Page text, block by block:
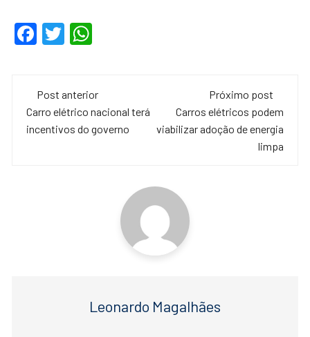
F
e
b
T
er s
A
Navegação
de
Post anterior
Carro elétrico nacional terá
incentivos do governo
Próximo post
Carros elétricos podem
viabilizar adoção de energia
limpa
Leonardo Magalhães